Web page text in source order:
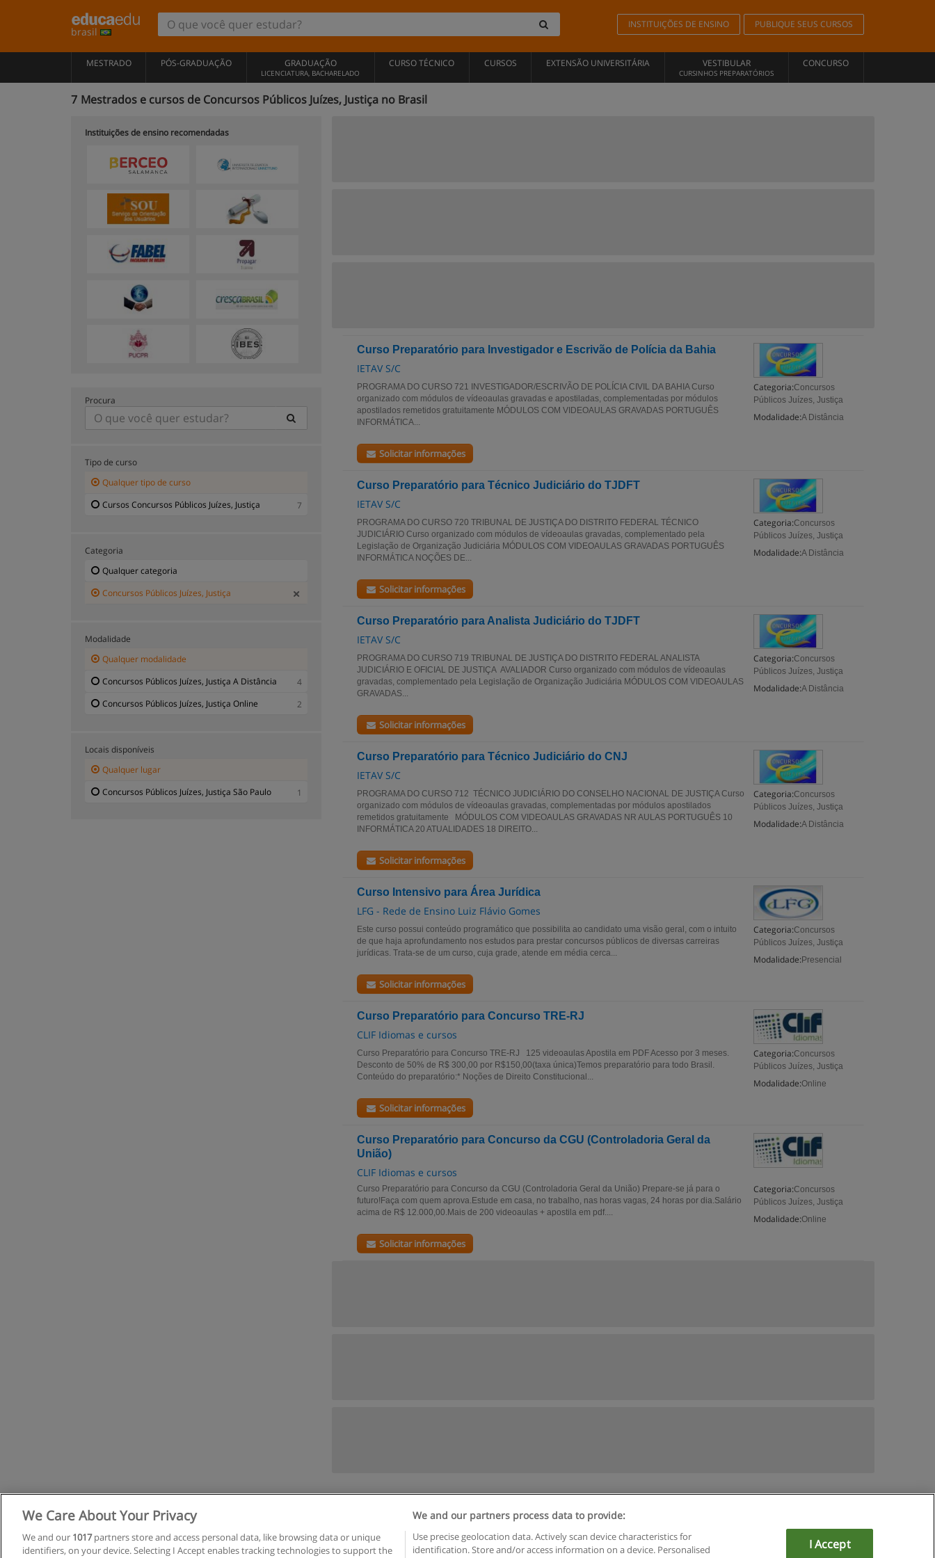
brasil
INSTITUIÇÕES DE ENSINO PUBLIQUE SEUS CURSOS
MESTRADO PÓS-GRADUAÇÃO GRADUAÇÃO
LICENCIATURA, BACHARELADO
CURSO TÉCNICO CURSOS EXTENSÃO UNIVERSITÁRIA VESTIBULAR
CURSINHOS PREPARATÓRIOS
CONCURSO
7 Mestrados e cursos de Concursos Públicos Juízes, Justiça no Brasil
Curso Preparatório para Investigador e Escrivão de Polícia da Bahia
IETAV S/C
Categoria:Concursos
Públicos Juízes, Justiça
Modalidade:A Distância
PROGRAMA DO CURSO 721 INVESTIGADOR/ESCRIVÃO DE POLÍCIA CIVIL DA BAHIA Curso
organizado com módulos de vídeoaulas gravadas e apostiladas, complementadas por módulos
apostilados remetidos gratuitamente MÓDULOS COM VIDEOAULAS GRAVADAS PORTUGUÊS
INFORMÁTICA...
Solicitar informações
Curso Preparatório para Técnico Judiciário do TJDFT
IETAV S/C
Categoria:Concursos
Públicos Juízes, Justiça
Modalidade:A Distância
PROGRAMA DO CURSO 720 TRIBUNAL DE JUSTIÇA DO DISTRITO FEDERAL TÉCNICO
JUDICIÁRIO Curso organizado com módulos de vídeoaulas gravadas, complementado pela
Legislação de Organização Judiciária MÓDULOS COM VIDEOAULAS GRAVADAS PORTUGUÊS
INFORMÁTICA NOÇÕES DE...
Solicitar informações
Curso Preparatório para Analista Judiciário do TJDFT
IETAV S/C
Categoria:Concursos
Públicos Juízes, Justiça
Modalidade:A Distância
PROGRAMA DO CURSO 719 TRIBUNAL DE JUSTIÇA DO DISTRITO FEDERAL ANALISTA
JUDICIÁRIO E OFICIAL DE JUSTIÇA AVALIADOR Curso organizado com módulos de vídeoaulas
gravadas, complementado pela Legislação de Organização Judiciária MÓDULOS COM VIDEOAULAS
GRAVADAS...
Solicitar informações
Curso Preparatório para Técnico Judiciário do CNJ
IETAV S/C
Categoria:Concursos
Públicos Juízes, Justiça
Modalidade:A Distância
PROGRAMA DO CURSO 712 TÉCNICO JUDICIÁRIO DO CONSELHO NACIONAL DE JUSTIÇA Curso
organizado com módulos de vídeoaulas gravadas, complementadas por módulos apostilados
remetidos gratuitamente MÓDULOS COM VIDEOAULAS GRAVADAS NR AULAS PORTUGUÊS 10
INFORMÁTICA 20 ATUALIDADES 18 DIREITO...
Solicitar informações
Curso Intensivo para Área Jurídica
LFG - Rede de Ensino Luiz Flávio Gomes
Categoria:Concursos
Públicos Juízes, Justiça
Modalidade: Presencial
Este curso possui conteúdo programático que possibilita ao candidato uma visão geral, com o intuito
de que haja aprofundamento nos estudos para prestar concursos públicos de diversas carreiras
jurídicas. Trata-se de um curso, cuja grade, atende em média cerca...
Solicitar informações
Curso Preparatório para Concurso TRE-RJ
CLIF Idiomas e cursos
Categoria:Concursos
Públicos Juízes, Justiça
Modalidade:Online
Curso Preparatório para Concurso TRE-RJ 125 videoaulas Apostila em PDF Acesso por 3 meses.
Desconto de 50% de R$ 300,00 por R$150,00(taxa única)Temos preparatório para todo Brasil.
Conteúdo do preparatório:* Noções de Direito Constitucional...
Solicitar informações
Curso Preparatório para Concurso da CGU (Controladoria Geral da
União)
CLIF Idiomas e cursos
Categoria:Concursos
Públicos Juízes, Justiça
Modalidade:Online
Curso Preparatório para Concurso da CGU (Controladoria Geral da União) Prepare-se já para o
futuro!Faça com quem aprova.Estude em casa, no trabalho, nas horas vagas, 24 horas por dia.Salário
acima de R$ 12.000,00.Mais de 200 videoaulas + apostila em pdf....
Solicitar informações
Instituições de ensino recomendadas
Procura
Tipo de curso
Qualquer tipo de curso
Cursos Concursos Públicos Juízes, Justiça
7
Categoria
Qualquer categoria
Concursos Públicos Juízes, Justiça
Modalidade
Qualquer modalidade
Concursos Públicos Juízes, Justiça A Distância
4
Concursos Públicos Juízes, Justiça Online
2
Locais disponíveis
Qualquer lugar
Concursos Públicos Juízes, Justiça São Paulo
1
We Care About Your Privacy
We and our 1017partners store and access personal data, like browsing data or unique
identifiers, on your device. Selecting I Accept enables tracking technologies to support the
We and our partners process data to provide:
Use precise geolocation data. Actively scan device characteristics for
identification. Store and/or access information on a device. Personalised
I Accept